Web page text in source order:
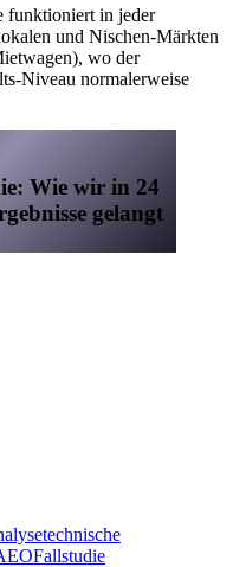
funktioniert in jeder
und Nischen-Märkten
wo der
Niveau normalerweise
Wie wir in 24
gelangt
technische
Fallstudie